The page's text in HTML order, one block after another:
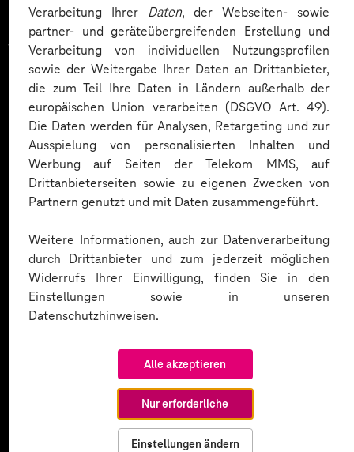
Verarbeitung Ihrer Daten, der Webseiten- sowie
partner- und geräteübergreifenden Erstellung und
Verarbeitung von individuellen Nutzungsprofilen
sowie der Weitergabe Ihrer Daten an Drittanbieter,
die zum Teil Ihre Daten in Ländern außerhalb der
europäischen Union verarbeiten (DSGVO Art. 49).
Die Daten werden für Analysen, Retargeting und zur
Ausspielung von personalisierten Inhalten und
Werbung auf Seiten der Telekom MMS, auf
Drittanbieterseiten sowie zu eigenen Zwecken von
Partnern genutzt und mit Daten zusammengeführt.
Weitere Informationen, auch zur Datenverarbeitung
durch Drittanbieter und zum jederzeit möglichen
Widerrufs Ihrer Einwilligung, finden Sie in den
Einstellungen sowie in unseren
Datenschutzhinweisen.
Alle akzeptieren
Nur erforderliche
Einstellungen ändern
Zahlreiche Unternehmen
vertrauen auf unsere
Expertise. Hier eine Auswahl: